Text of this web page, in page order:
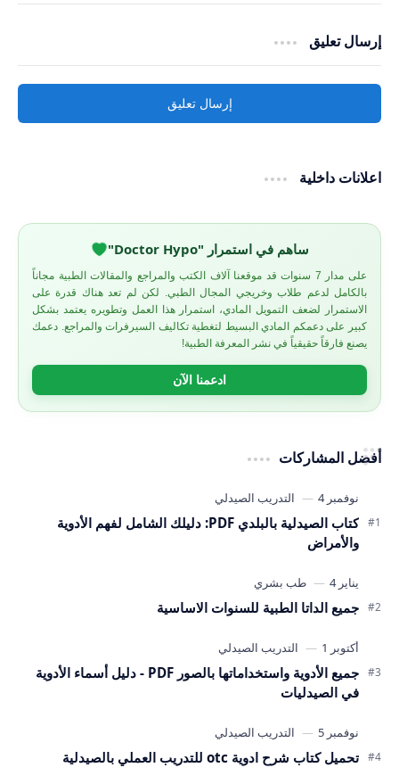
إرسال تعليق
إرسال تعليق
اعلانات داخلية
ساهم في استمرار "Doctor Hypo"
على مدار 7 سنوات قد موقعنا آلاف الكتب والمراجع والمقالات الطبية مجاناً
بالكامل لدعم طلاب وخريجي المجال الطبي. لكن لم تعد هناك قدرة على
الاستمرار لضعف التمويل المادي، استمرار هذا العمل وتطويره يعتمد بشكل
كبير على دعمكم المادي البسيط لتغطية تكاليف السيرفرات والمراجع. دعمك
يصنع فارقاً حقيقياً في نشر المعرفة الطبية!
ادعمنا الآن
أفضل المشاركات
كتاب الصيدلية بالبلدي PDF: دليلك الشامل لفهم الأدوية
والأمراض
جميع الداتا الطبية للسنوات الاساسية
جميع الأدوية واستخداماتها بالصور PDF - دليل أسماء الأدوية
في الصيدليات
تحميل كتاب شرح ادوية otc للتدريب العملي بالصيدلية